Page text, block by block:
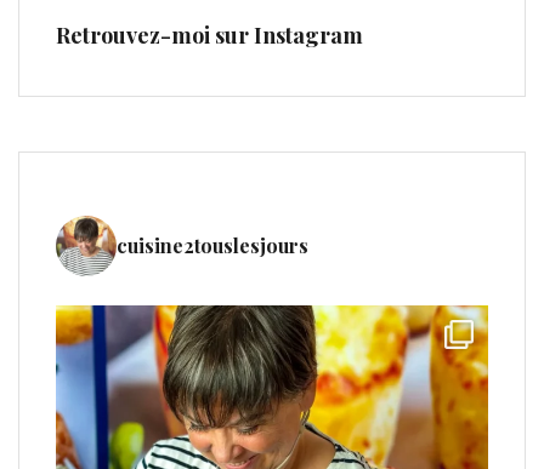
Retrouvez-moi sur Instagram
cuisine2touslesjours